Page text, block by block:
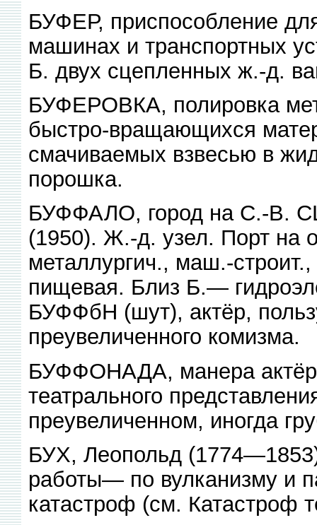
БУФЕР, приспособление
машинах и транспортных
Б. двух сцепленных ж.-д.
БУФЕРОВКА, полировка
быстро-вращающихся
смачиваемых взвесью в
порошка.
БУФФАЛО, город на С.-В.
(1950). Ж.-д. узел. Порт на
металлургич., маш.-
пищевая. Близ Б.—
БУФФбН (шут), актёр,
преувеличенного комизма.
БУФФОНАДА, манера
театрального
преувеличенном, иногда
БУХ, Леопольд
работы— по вулканизму и
катастроф (см. Катастроф